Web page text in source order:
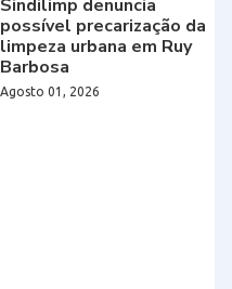
Sindilimp denuncia
possível precarização da
limpeza urbana em Ruy
Barbosa
Agosto 01, 2026